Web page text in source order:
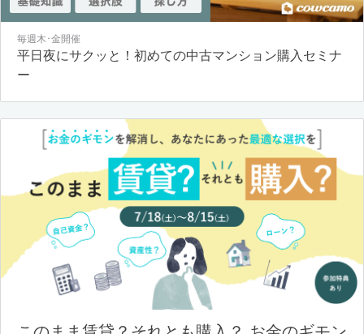
毎週木･金開催
平日夜にサクッと！初めての中古マンション購入セミナ
ー